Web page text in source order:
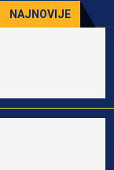
NAJNOVIJE